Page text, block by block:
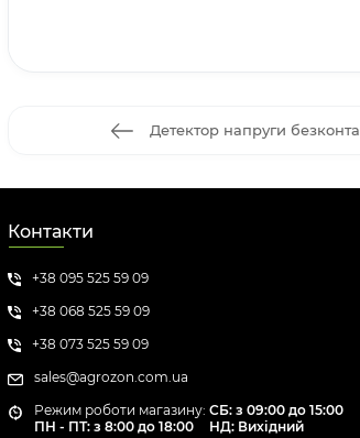
Детектор напруги
Контакти
+38 095 525 59 09
+38 068 525 59 09
+38 073 525 59 09
sales@agrozon.com.ua
Режим роботи магазину:
ПН - ПТ: з 8:00 до 18:00
СБ: з 09:00 до 15:00
НД: Вихідний